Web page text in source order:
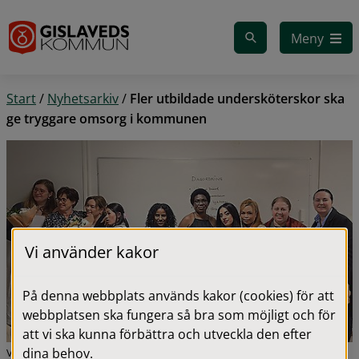
Meny
Start/ Nyhetsarkiv/ Fler utbildade undersköterskor ska
ge tryggare omsorg i kommunen
Våra nyutbildade undersköterskor under deras examensfirande.
Vi använder kakor
På denna webbplats används kakor (cookies) för att
webbplatsen ska fungera så bra som möjligt och för
att vi ska kunna förbättra och utveckla den efter
dina behov.